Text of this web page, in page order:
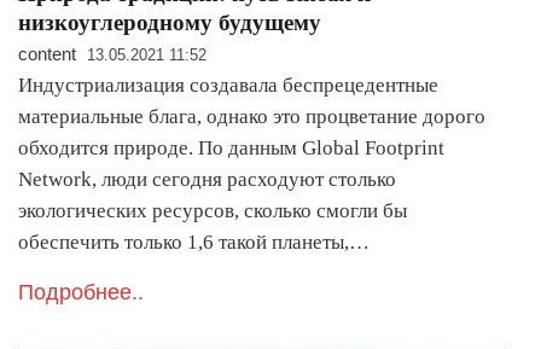
низкоуглеродному будущему
content 13.05.2021 11:52
Индустриализация создавала беспрецедентные
материальные блага, однако это процветание дорого
обходится природе. По данным Global Footprint
Network, люди сегодня расходуют столько
экологических ресурсов, сколько смогли бы
обеспечить только 1,6 такой планеты,…
Подробнее..